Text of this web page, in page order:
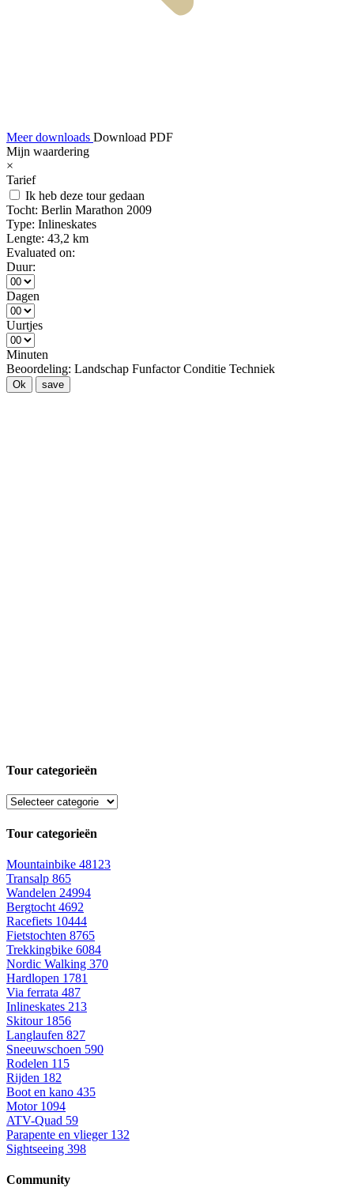
Meer downloads Download PDF
Mijn waardering
×
Tarief
Ik heb deze tour gedaan
Tocht: Berlin Marathon 2009
Type: Inlineskates
Lengte: 43,2 km
Evaluated on:
Duur:
Dagen
Uurtjes
Minuten
Beoordeling: Landschap Funfactor Conditie Techniek
Ok save
Tour categorieën
Tour categorieën
Mountainbike 48123
Transalp 865
Wandelen 24994
Bergtocht 4692
Racefiets 10444
Fietstochten 8765
Trekkingbike 6084
Nordic Walking 370
Hardlopen 1781
Via ferrata 487
Inlineskates 213
Skitour 1856
Langlaufen 827
Sneeuwschoen 590
Rodelen 115
Rijden 182
Boot en kano 435
Motor 1094
ATV-Quad 59
Parapente en vlieger 132
Sightseeing 398
Community